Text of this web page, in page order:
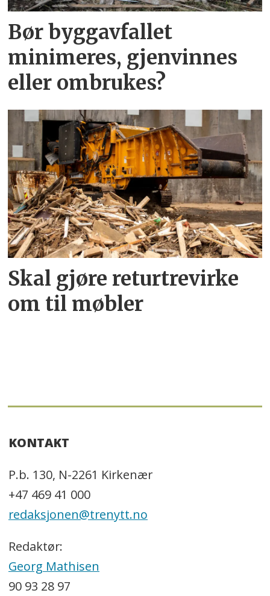
Bør byggavfallet
minimeres, gjenvinnes
eller ombrukes?
Skal gjøre returtrevirke
om til møbler
KONTAKT
P.b. 130, N-2261 Kirkenær
+47 469 41 000
redaksjonen@trenytt.no
Redaktør:
Georg Mathisen
90 93 28 97